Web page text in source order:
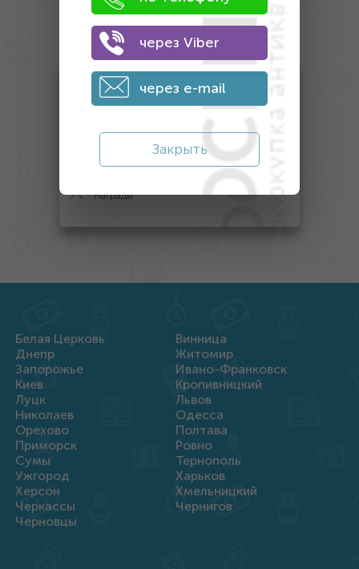
Оценка
антиквариата
Монеты
Другой антиквариат
Награды
Белая Церковь
Винница
Днепр
Житомир
Запорожье
Ивано-Франковск
Киев
Кропивницкий
Луцк
Львов
Николаев
Одесса
Орехово
Полтава
Приморск
Ровно
Сумы
Тернополь
Ужгород
Харьков
Херсон
Хмельницкий
Черкассы
Чернигов
Черновцы
через Viber
через e-mail
Закрыть